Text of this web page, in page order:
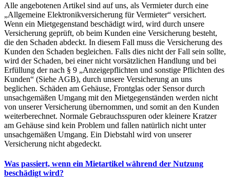
Alle angebotenen Artikel sind auf uns, als Vermieter durch eine
„Allgemeine Elektronikversicherung für Vermieter“ versichert.
Wenn ein Mietgegenstand beschädigt wird, wird durch unsere
Versicherung geprüft, ob beim Kunden eine Versicherung besteht,
die den Schaden abdeckt. In diesem Fall muss die Versicherung des
Kunden den Schaden begleichen. Falls dies nicht der Fall sein sollte,
wird der Schaden, bei einer nicht vorsätzlichen Handlung und bei
Erfüllung der nach § 9 „Anzeigepflichten und sonstige Pflichten des
Kunden“ (Siehe AGB), durch unsere Versicherung an uns
beglichen. Schäden am Gehäuse, Frontglas oder Sensor durch
unsachgemäßen Umgang mit den Mietgegenständen werden nicht
von unserer Versicherung übernommen, und somit an den Kunden
weiterberechnet. Normale Gebrauchsspuren oder kleinere Kratzer
am Gehäuse sind kein Problem und fallen natürlich nicht unter
unsachgemäßen Umgang. Ein Diebstahl wird von unserer
Versicherung nicht abgedeckt.
Was passiert, wenn ein Mietartikel während der Nutzung
beschädigt wird?